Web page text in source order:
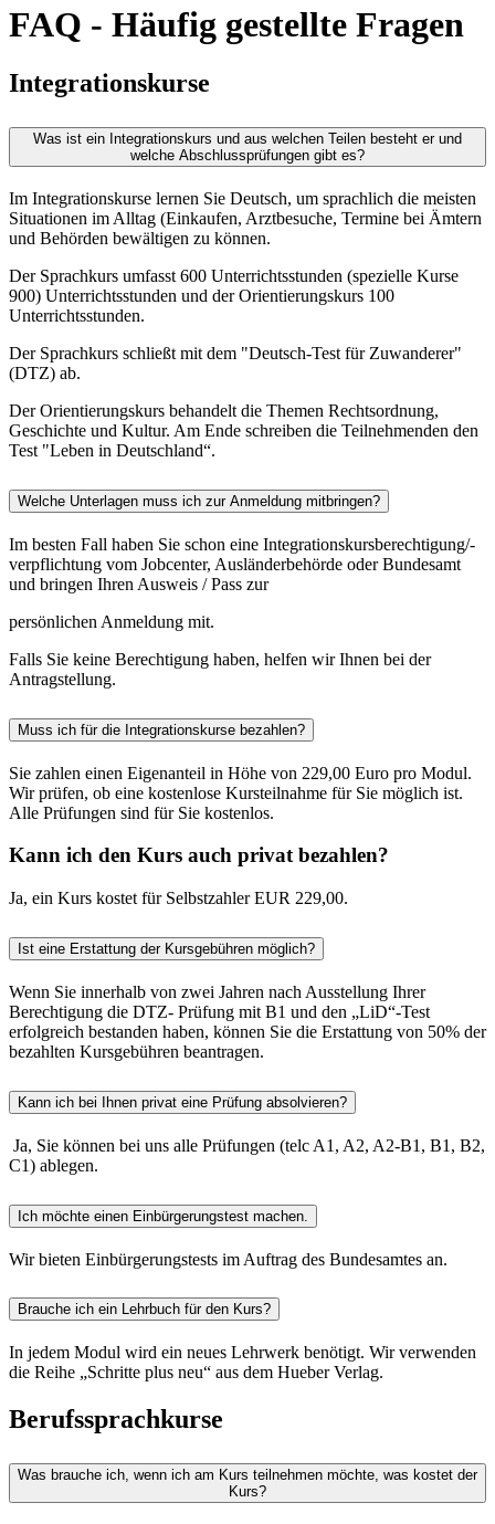
FAQ - Häufig gestellte Fragen
Integrationskurse
Was ist ein Integrationskurs und aus welchen Teilen besteht er und
welche Abschlussprüfungen gibt es?
Im Integrationskurse lernen Sie Deutsch, um sprachlich die meisten
Situationen im Alltag (Einkaufen, Arztbesuche, Termine bei Ämtern
und Behörden bewältigen zu können.
Der Sprachkurs umfasst 600 Unterrichtsstunden (spezielle Kurse
900) Unterrichtsstunden und der Orientierungskurs 100
Unterrichtsstunden.
Der Sprachkurs schließt mit dem "Deutsch-Test für Zuwanderer"
(DTZ) ab.
Der Orientierungskurs behandelt die Themen Rechtsordnung,
Geschichte und Kultur. Am Ende schreiben die Teilnehmenden den
Test "Leben in Deutschland“.
Welche Unterlagen muss ich zur Anmeldung mitbringen?
Im besten Fall haben Sie schon eine Integrationskursberechtigung/-
verpflichtung vom Jobcenter, Ausländerbehörde oder Bundesamt
und bringen Ihren Ausweis / Pass zur
persönlichen Anmeldung mit.
Falls Sie keine Berechtigung haben, helfen wir Ihnen bei der
Antragstellung.
Muss ich für die Integrationskurse bezahlen?
Sie zahlen einen Eigenanteil in Höhe von 229,00 Euro pro Modul.
Wir prüfen, ob eine kostenlose Kursteilnahme für Sie möglich ist.
Alle Prüfungen sind für Sie kostenlos.
Kann ich den Kurs auch privat bezahlen?
Ja, ein Kurs kostet für Selbstzahler EUR 229,00.
Ist eine Erstattung der Kursgebühren möglich?
Wenn Sie innerhalb von zwei Jahren nach Ausstellung Ihrer
Berechtigung die DTZ- Prüfung mit B1 und den „LiD“-Test
erfolgreich bestanden haben, können Sie die Erstattung von 50% der
bezahlten Kursgebühren beantragen.
Kann ich bei Ihnen privat eine Prüfung absolvieren?
Ja, Sie können bei uns alle Prüfungen (telc A1, A2, A2-B1, B1, B2,
C1) ablegen.
Ich möchte einen Einbürgerungstest machen.
Wir bieten Einbürgerungstests im Auftrag des Bundesamtes an.
Brauche ich ein Lehrbuch für den Kurs?
In jedem Modul wird ein neues Lehrwerk benötigt. Wir verwenden
die Reihe „Schritte plus neu“ aus dem Hueber Verlag.
Berufssprachkurse
Was brauche ich, wenn ich am Kurs teilnehmen möchte, was kostet der
Kurs?